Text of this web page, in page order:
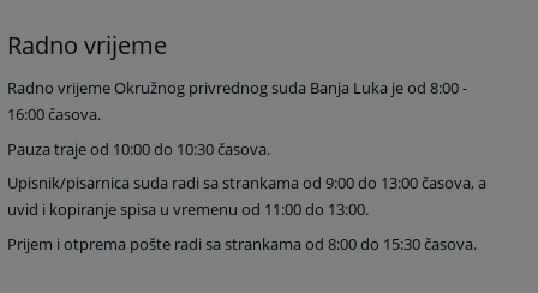
Radno vrijeme
Radno vrijeme Okružnog privrednog suda Banja Luka je od 8:00 -
16:00 časova.
Pauza traje od 10:00 do 10:30 časova.
Upisnik/pisarnica suda radi sa strankama od 9:00 do 13:00 časova, a
uvid i kopiranje spisa u vremenu od 11:00 do 13:00.
Prijem i otprema pošte radi sa strankama od 8:00 do 15:30 časova.